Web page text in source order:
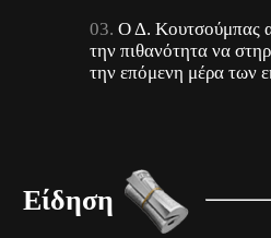
Ο Δ. Κουτσούμπας
την πιθανότητα να
την επόμενη μέρα των
Είδηση